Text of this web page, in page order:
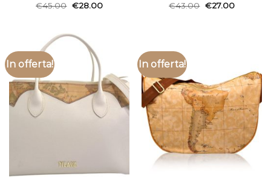
€45.00 €28.00
€43.00 €27.00
In offerta! In offerta!